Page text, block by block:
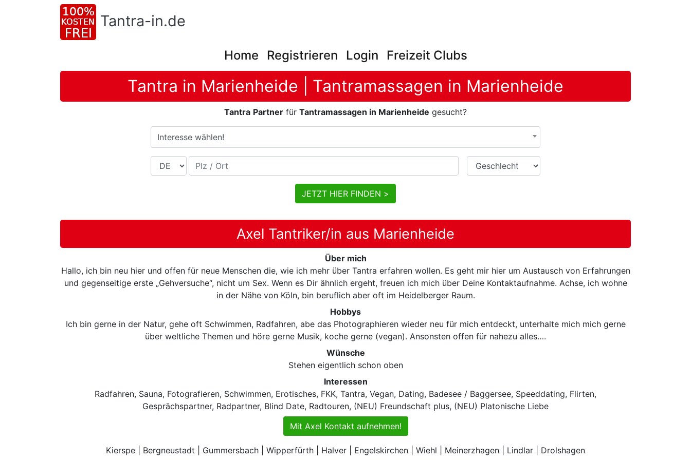
Tantra-in.de
Home Registrieren Login Freizeit Clubs
Tantra in Marienheide | Tantramassagen in Marienheide
Tantra Partner für Tantramassagen in Marienheide gesucht?
Interesse wählen!
Land Plz / Ort Geschlecht
JETZT HIER FINDEN >
Axel Tantriker/in aus Marienheide
Über mich
Hallo, ich bin neu hier und offen für neue Menschen die, wie ich mehr über Tantra erfahren wollen. Es geht mir hier um Austausch von Erfahrungen
und gegenseitige erste „Gehversuche“, nicht um Sex. Wenn es Dir ähnlich ergeht, freuen ich mich über Deine Kontaktaufnahme. Achse, ich wohne
in der Nähe von Köln, bin beruflich aber oft im Heidelberger Raum.
Hobbys
Ich bin gerne in der Natur, gehe oft Schwimmen, Radfahren, abe das Photographieren wieder neu für mich entdeckt, unterhalte mich mich gerne
über weltliche Themen und höre gerne Musik, koche gerne (vegan). Ansonsten offen für nahezu alles….
Wünsche
Stehen eigentlich schon oben
Interessen
Radfahren, Sauna, Fotografieren, Schwimmen, Erotisches, FKK, Tantra, Vegan, Dating, Badesee / Baggersee, Speeddating, Flirten,
Gesprächspartner, Radpartner, Blind Date, Radtouren, (NEU) Freundschaft plus, (NEU) Platonische Liebe
Mit Axel Kontakt aufnehmen!
Kierspe | Bergneustadt | Gummersbach | Wipperfürth | Halver | Engelskirchen | Wiehl | Meinerzhagen | Lindlar | Drolshagen